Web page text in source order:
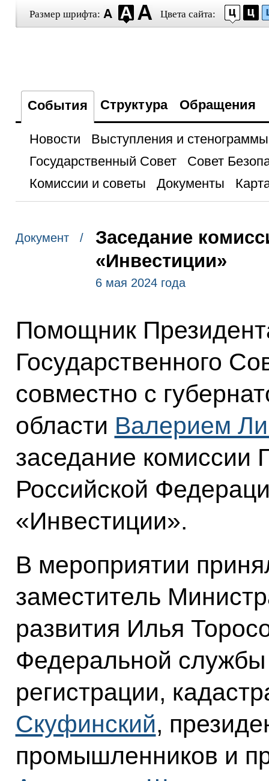
Размер шрифта: Цвета сайта:
События Структура Обращения
Новости
Выступления и стенограммы
Государственный Совет
Совет
Комиссии и советы
Документы
Документ /
Заседание
«Инвестиции»
6 мая 2024 года
Помощник
Государственного
совместно с
области Валерием
заседание комиссии
Российской
«Инвестиции».
В мероприятии
заместитель
развития Илья
Федеральной службы
регистрации,
Скуфинский,
промышленников и